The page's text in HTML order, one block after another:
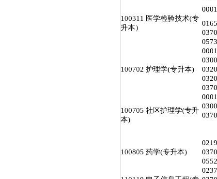
100311 医学检验技术(专
升本）
100702 护理学(专升本)
100705 社区护理学(专升
本)
100805 药学(专升本)